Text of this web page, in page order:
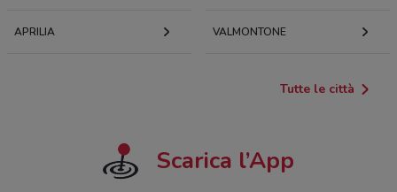
APRILIA VALMONTONE
Tutte le città
Scarica l’App